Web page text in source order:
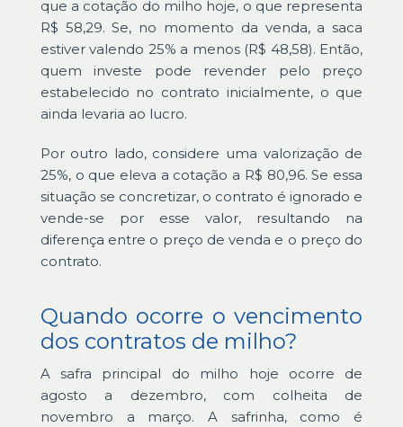
que a cotação do milho hoje, o que representa
R$ 58,29. Se, no momento da venda, a saca
estiver valendo 25% a menos (R$ 48,58). Então,
quem investe pode revender pelo preço
estabelecido no contrato inicialmente, o que
ainda levaria ao lucro.
Por outro lado, considere uma valorização de
25%, o que eleva a cotação a R$ 80,96. Se essa
situação se concretizar, o contrato é ignorado e
vende-se por esse valor, resultando na
diferença entre o preço de venda e o preço do
contrato.
Quando ocorre o vencimento
dos contratos de milho?
A safra principal do milho hoje ocorre de
agosto a dezembro, com colheita de
novembro a março. A safrinha, como é